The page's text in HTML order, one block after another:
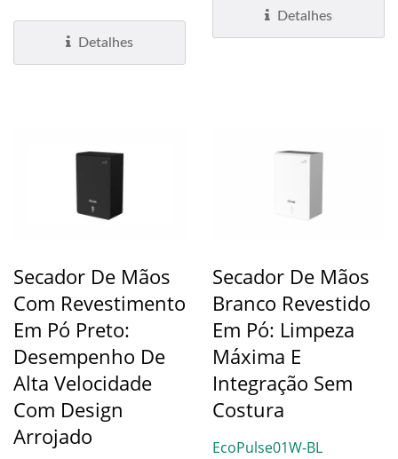
oferecendo...Detalhes
Detalhes
Secador De Mãos
Com Revestimento
Em Pó Preto:
Desempenho De
Alta Velocidade
Com Design
Arrojado
Secador De Mãos
Branco Revestido
Em Pó: Limpeza
Máxima E
Integração Sem
Costura
EcoPulse01W-BL